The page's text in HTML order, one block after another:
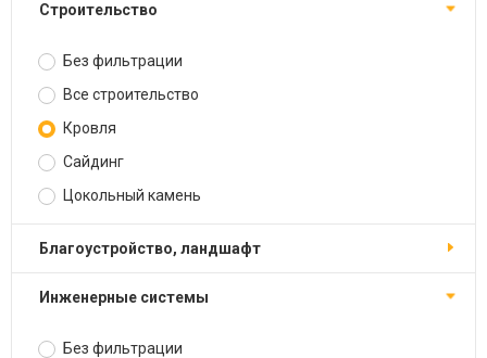
Строительство
Без фильтрации
Все строительство
Кровля
Сайдинг
Цокольный камень
Благоустройство, ландшафт
Инженерные системы
Без фильтрации